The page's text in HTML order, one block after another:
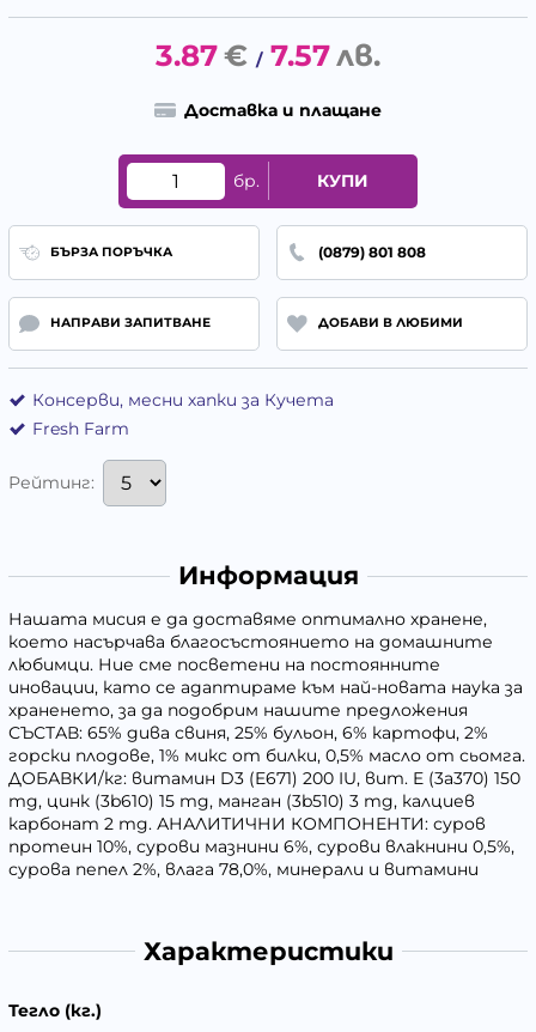
3.87€ / 7.57лв.
Доставка и плащане
бр. КУПИ
БЪРЗА ПОРЪЧКА (0879) 801 808
НАПРАВИ ЗАПИТВАНЕ ДОБАВИ В ЛЮБИМИ
Консерви, месни хапки за Кучета
Fresh Farm
Рейтинг:
Информация
Нашата мисия е да доставяме оптимално хранене,
което насърчава благосъстоянието на домашните
любимци. Ние сме посветени на постоянните
иновации, като се адаптираме към най-новата наука за
храненето, за да подобрим нашите предложения
СЪСТАВ: 65% дива свиня, 25% бульон, 6% картофи, 2%
горски плодове, 1% микс от билки, 0,5% масло от сьомга.
ДОБАВКИ/кг: витамин D3 (E671) 200 IU, вит. E (3a370) 150
mg, цинк (3b610) 15 mg, манган (3b510) 3 mg, калциев
карбонат 2 mg. АНАЛИТИЧНИ КОМПОНЕНТИ: суров
протеин 10%, сурови мазнини 6%, сурови влакнини 0,5%,
сурова пепел 2%, влага 78,0%, минерали и витамини
Характеристики
Тегло (кг.)